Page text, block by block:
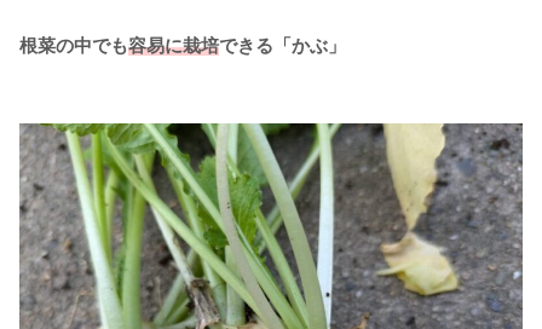
根菜の中でも容易に栽培できる「かぶ」